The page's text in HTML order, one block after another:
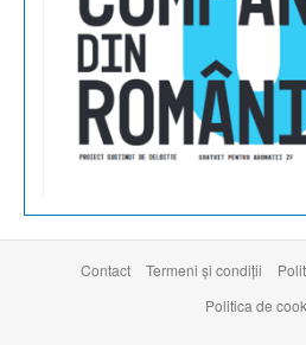
Contact Termeni şi condiţii
Politica de